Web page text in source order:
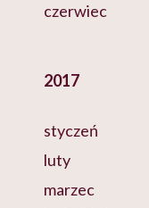
czerwiec
2017
styczeń
luty
marzec